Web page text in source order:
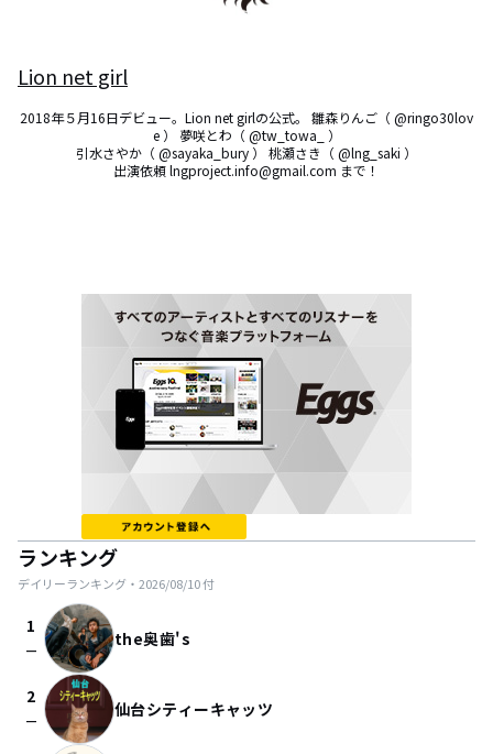
Lion net girl
2018年５月16日デビュー。Lion net girlの公式。 雛森りんご（ @ringo30lov
e ） 夢咲とわ（ @tw_towa_ ）
引水さやか（ @sayaka_bury ） 桃瀬さき（ @lng_saki ）
出演依頼 lngproject.info@gmail.com まで！
ランキング
デイリーランキング・ 2026/08/10付
1
check_indeterminate_small the奥歯's
2
check_indeterminate_small 仙台シティーキャッツ